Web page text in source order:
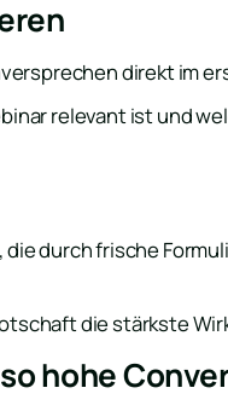
direkt im
relevant ist und
durch frische
die stärkste
hohe